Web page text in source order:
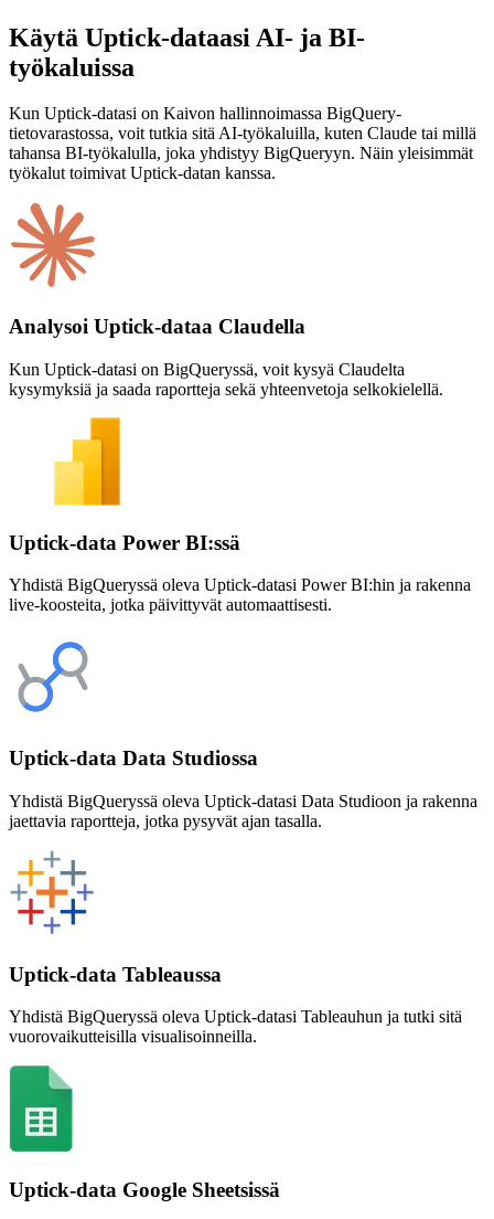
Käytä Uptick-dataasi AI- ja BI-
työkaluissa
Kun Uptick-datasi on Kaivon hallinnoimassa BigQuery-
tietovarastossa, voit tutkia sitä AI-työkaluilla, kuten Claude tai millä
tahansa BI-työkalulla, joka yhdistyy BigQueryyn. Näin yleisimmät
työkalut toimivat Uptick-datan kanssa.
Analysoi Uptick-dataa Claudella
Kun Uptick-datasi on BigQueryssä, voit kysyä Claudelta
kysymyksiä ja saada raportteja sekä yhteenvetoja selkokielellä.
Uptick-data Power BI:ssä
Yhdistä BigQueryssä oleva Uptick-datasi Power BI:hin ja rakenna
live-koosteita, jotka päivittyvät automaattisesti.
Uptick-data Data Studiossa
Yhdistä BigQueryssä oleva Uptick-datasi Data Studioon ja rakenna
jaettavia raportteja, jotka pysyvät ajan tasalla.
Uptick-data Tableaussa
Yhdistä BigQueryssä oleva Uptick-datasi Tableauhun ja tutki sitä
vuorovaikutteisilla visualisoinneilla.
Uptick-data Google Sheetsissä